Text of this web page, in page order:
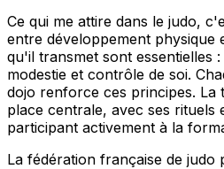
Ce qui me attire dans le judo,
entre développement physique
qu'il transmet sont essentielles
modestie et contrôle de soi.
dojo renforce ces principes. La
place centrale, avec ses rituels
participant activement à la
La fédération française de